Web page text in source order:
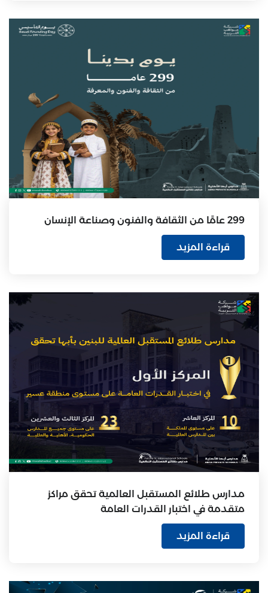
299 عامًا من الثقافة والفنون وصناعة الإنسان
قراءة المزيد
مدارس طلائع المستقبل العالمية تحقق مراكز
متقدمة في اختبار القدرات العامة
قراءة المزيد